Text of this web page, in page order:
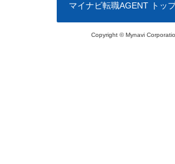
マイナビ転職AGENT トッ
Copyright © Mynavi